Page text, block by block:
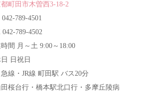
町田市木曽西3-18-2
789-4501
042-789-4502
間 月～土 9:00～18:00
日祝日
線・JR線 町田駅 バス20分
桜台行・橋本駅北口行・多摩丘陵病